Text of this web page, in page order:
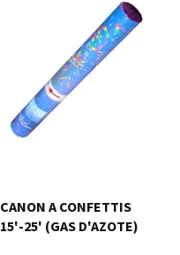
CANON A CONFETTIS
15'-25' (GAS D'AZOTE)